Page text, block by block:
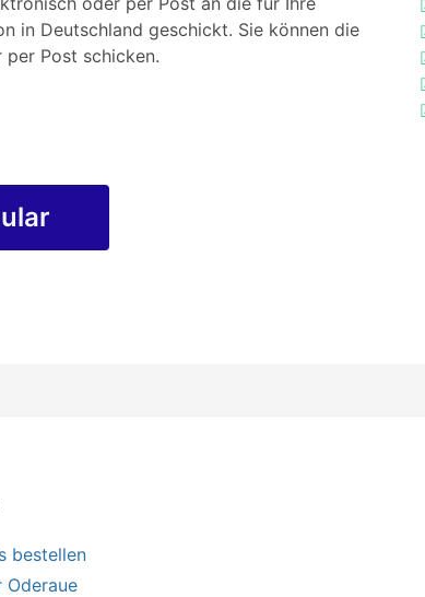
in Deutschland geschickt. Sie können die
Post schicken.
bestellen
Oderaue